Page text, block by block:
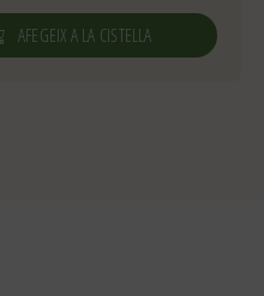
AFEGEIX A LA CISTELLA